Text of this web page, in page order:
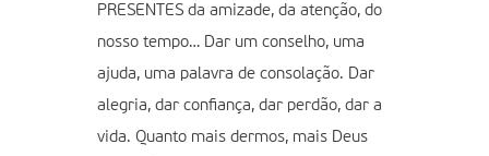
PRESENTES da amizade, da atenção, do
nosso tempo… Dar um conselho, uma
ajuda, uma palavra de consolação. Dar
alegria, dar confiança, dar perdão, dar a
vida. Quanto mais dermos, mais Deus